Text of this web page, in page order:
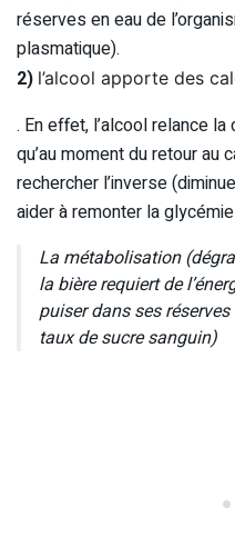
réserves en eau de
plasmatique).
2) l’alcool apporte des
. En effet, l’alcool relance
qu’au moment du retour au
rechercher l’inverse
aider à remonter la
La métabolisation
la bière requiert de
puiser dans ses
taux de sucre sanguin)